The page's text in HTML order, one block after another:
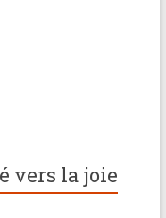
vers la joie